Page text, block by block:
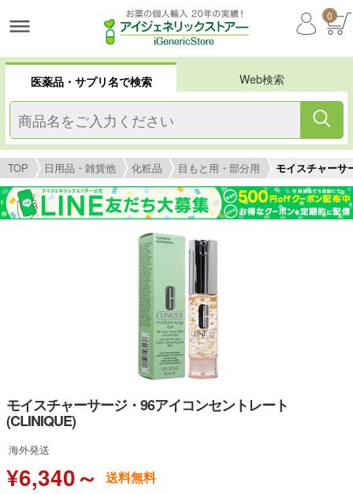
0
医薬品・サプリ名で検索 Web検索
TOP 日用品・雑貨他 化粧品 目もと用・部分用 モイスチャーサ
モイスチャーサージ・96アイコンセントレート
(CLINIQUE)
海外発送
¥6,340～ 送料無料